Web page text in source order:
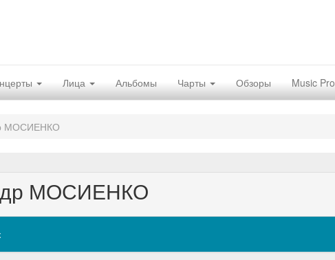
Лица Альбомы Чарты Обзоры Music Pro
МОСИЕНКО
МОСИЕНКО